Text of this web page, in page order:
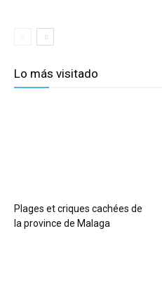
Lo más visitado
Plages et criques cachées de
la province de Malaga